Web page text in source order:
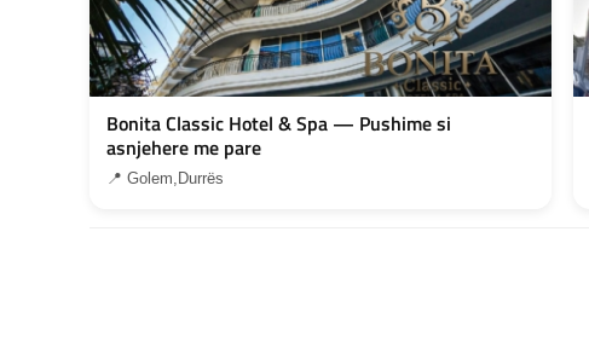
Bonita Classic Hotel & Spa — Pushime si
asnjehere me pare
📍 Golem,Durrës